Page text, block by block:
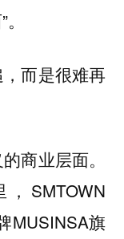
而是很难再
商业层面。
SMTOWN
MUSINSA旗